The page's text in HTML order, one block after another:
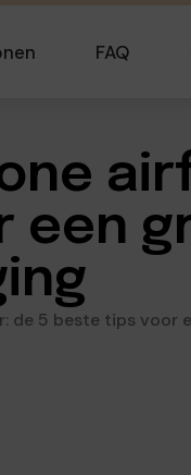
FAQ
een
de 5 beste tips voor